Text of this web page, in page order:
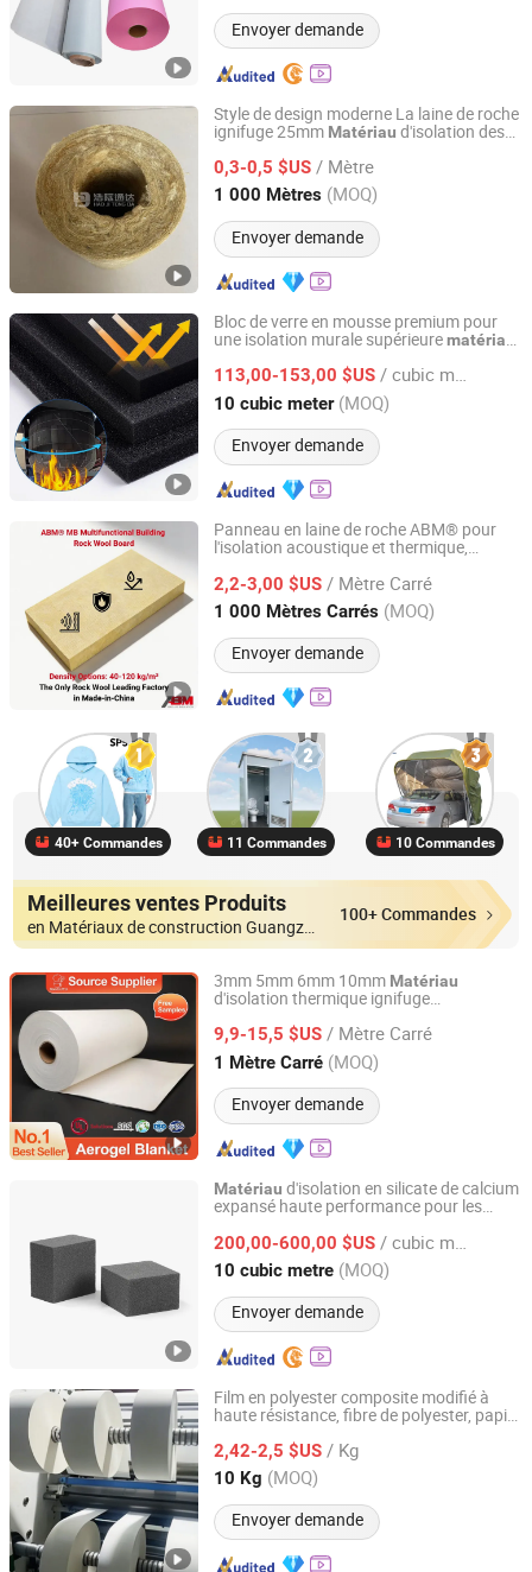
Envoyer demande
Style de design moderne La laine de roche
ignifuge 25mm Matériau d'isolation des
écologique
0,3-0,5 $US / Mètre
1 000 Mètres (MOQ)
Envoyer demande
Lanzhou Haojitongda International Trade Co., Ltd.
Gansu, China Depuis 2026
Bloc de verre en mousse premium pour
une isolation murale supérieurematériau
113,00-153,00 $US / cubic meter
10 cubic meter (MOQ)
Envoyer demande
Lanzhou Haojitongda International Trade Co., Ltd.
Gansu, China Depuis 2026
Panneau en laine de roche ABM® pour
l'isolation acoustique et thermique,
2,2-3,00 $US / Mètre Carré
1 000 Mètres Carrés (MOQ)
Envoyer demande
Shanghai ABM Rock Wool Dafeng Co., Ltd
Jiangsu, China Depuis 2026
40+ Commandes 11 Commandes 10 Commandes
Meilleures ventes Produits
en Matériaux de construction Guangzhou
100+ Commandes
3mm 5mm 6mm 10mm Matériau
d'isolation thermique ignifuge
nano, peinture en poudre, rembourrage,
produits composites
9,9-15,5 $US / Mètre Carré
1 Mètre Carré (MOQ)
Envoyer demande
Skyboys (Hangzhou) Technology Co., Ltd.
Zhejiang, China Depuis 2024
Matériau d'isolation en silicate de calcium
expansé haute performance pour les
200,00-600,00 $US / cubic metre
10 cubic metre (MOQ)
Envoyer demande
Zhejiang Yichuang New Material Technology Co., Ltd
Zhejiang, China Depuis 2025
Film en polyester composite modifié à
haute résistance, fibre de polyester, papier
électrique professionnel, fente usinable
2,42-2,5 $US / Kg
10 Kg (MOQ)
Envoyer demande
Xuchang Zhonghao Insulation Materials Co., Ltd.
Henan, China Depuis 2026